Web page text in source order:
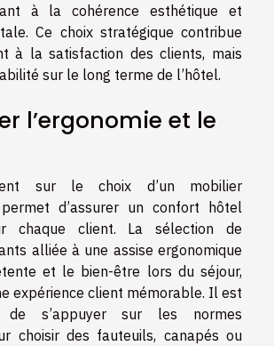
à la cohérence esthétique et
Ce choix stratégique contribue
à la satisfaction des clients, mais
sur le long terme de l’hôtel.
l’ergonomie et le
sur le choix d’un mobilier
permet d’assurer un confort hôtel
chaque client. La sélection de
alliée à une assise ergonomique
et le bien-être lors du séjour,
expérience client mémorable. Il est
de s’appuyer sur les normes
choisir des fauteuils, canapés ou